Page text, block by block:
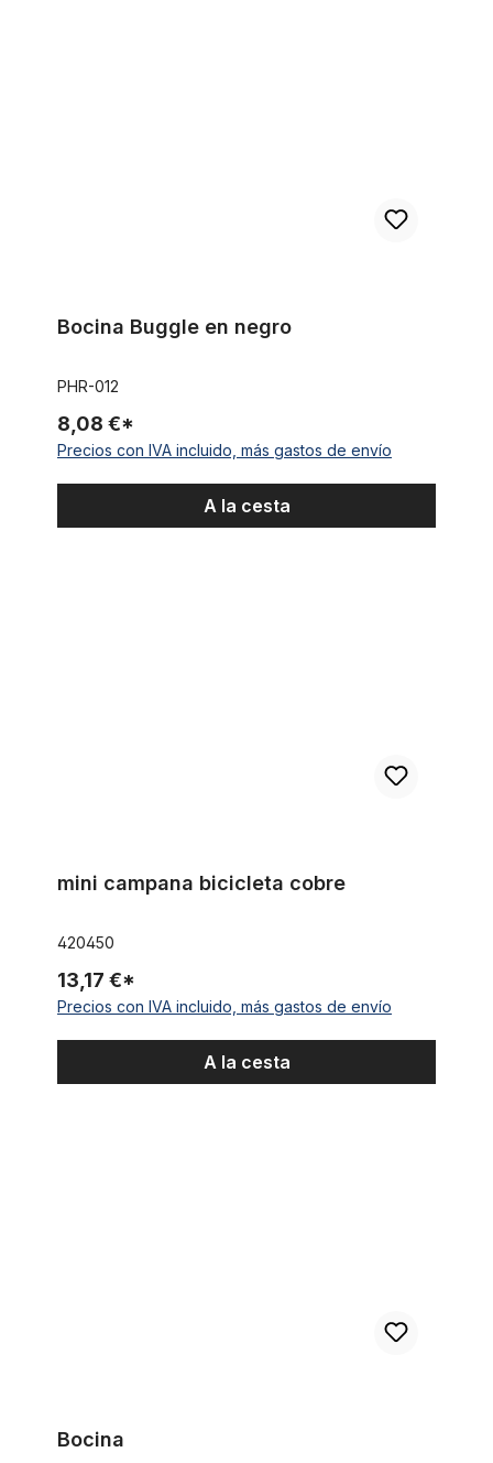
Bocina Buggle en negro
PHR-012
8,08 €*
Precios con IVA incluido, más gastos de envío
A la cesta
mini campana bicicleta cobre
420450
13,17 €*
Precios con IVA incluido, más gastos de envío
A la cesta
Bocina